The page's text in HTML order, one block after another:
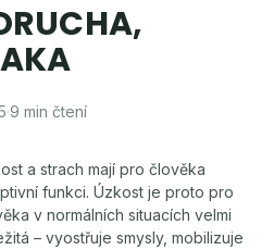
·9 min čtení
a strach mají pro člověka
funkci. Úzkost je proto pro
v normálních situacích velmi
– vyostřuje smysly, mobilizuje